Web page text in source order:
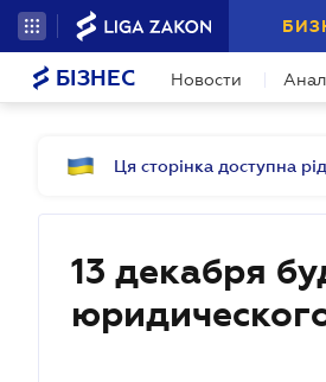
БІЗНЕС Новости
Ця сторінка доступна
13 декабря